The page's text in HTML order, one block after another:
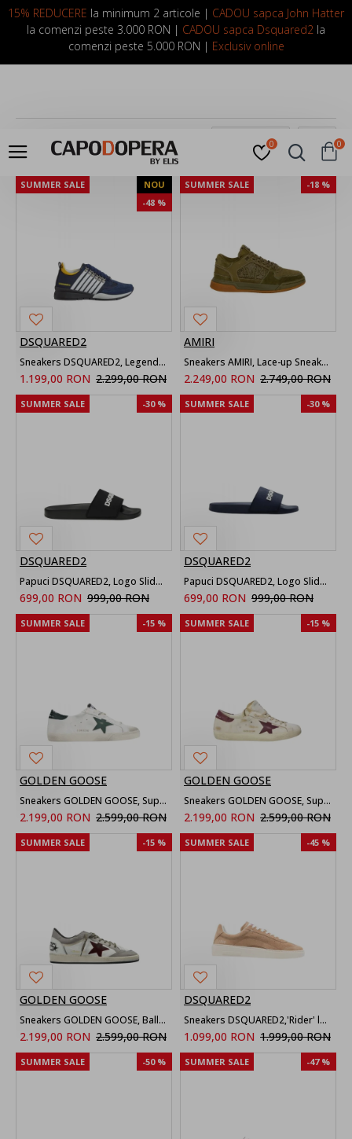
15% REDUCERE la minimum 2 articole | CADOU sapca John Hatter
la comenzi peste 3.000 RON | CADOU sapca Dsquared2 la
comenzi peste 5.000 RON | Exclusiv online
LOGIN INREGISTRARE
0 0
NOU
SUMMER SALE
-48 %
DSQUARED2
Sneakers DSQUARED2, Legendary Sneakers, Bleumarin
1.199,00 RON 2.299,00 RON
SUMMER SALE -18 %
AMIRI
Sneakers AMIRI, Lace-up Sneakers in Green
2.249,00 RON 2.749,00 RON
SUMMER SALE -30 %
DSQUARED2
Papuci DSQUARED2, Logo Slides, Negru
699,00 RON 999,00 RON
SUMMER SALE -30 %
DSQUARED2
Papuci DSQUARED2, Logo Slides, Navy Blue
699,00 RON 999,00 RON
SUMMER SALE -15 %
GOLDEN GOOSE
Sneakers GOLDEN GOOSE, Super Star, Used Details, Alb
2.199,00 RON 2.599,00 RON
SUMMER SALE -15 %
GOLDEN GOOSE
Sneakers GOLDEN GOOSE, Super Star sneakers, Alb si Visiniu
2.199,00 RON 2.599,00 RON
SUMMER SALE -15 %
GOLDEN GOOSE
Sneakers GOLDEN GOOSE, Ballstar multicolor
2.199,00 RON 2.599,00 RON
SUMMER SALE -45 %
DSQUARED2
Sneakers DSQUARED2,'Rider' leather sneakers, Beige
1.099,00 RON 1.999,00 RON
SUMMER SALE -50 % SUMMER SALE -47 %